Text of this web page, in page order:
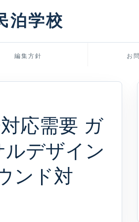
泊学校
編集方針 お
応需要 ガ
デザイン
ンド対